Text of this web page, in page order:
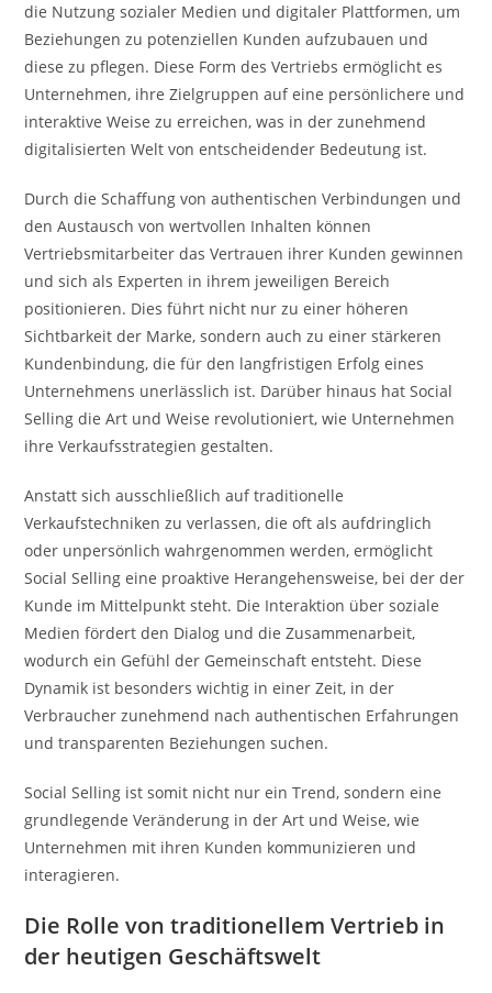
die Nutzung sozialer Medien und digitaler Plattformen, um
Beziehungen zu potenziellen Kunden aufzubauen und
diese zu pflegen. Diese Form des Vertriebs ermöglicht es
Unternehmen, ihre Zielgruppen auf eine persönlichere und
interaktive Weise zu erreichen, was in der zunehmend
digitalisierten Welt von entscheidender Bedeutung ist.
Durch die Schaffung von authentischen Verbindungen und
den Austausch von wertvollen Inhalten können
Vertriebsmitarbeiter das Vertrauen ihrer Kunden gewinnen
und sich als Experten in ihrem jeweiligen Bereich
positionieren. Dies führt nicht nur zu einer höheren
Sichtbarkeit der Marke, sondern auch zu einer stärkeren
Kundenbindung, die für den langfristigen Erfolg eines
Unternehmens unerlässlich ist. Darüber hinaus hat Social
Selling die Art und Weise revolutioniert, wie Unternehmen
ihre Verkaufsstrategien gestalten.
Anstatt sich ausschließlich auf traditionelle
Verkaufstechniken zu verlassen, die oft als aufdringlich
oder unpersönlich wahrgenommen werden, ermöglicht
Social Selling eine proaktive Herangehensweise, bei der der
Kunde im Mittelpunkt steht. Die Interaktion über soziale
Medien fördert den Dialog und die Zusammenarbeit,
wodurch ein Gefühl der Gemeinschaft entsteht. Diese
Dynamik ist besonders wichtig in einer Zeit, in der
Verbraucher zunehmend nach authentischen Erfahrungen
und transparenten Beziehungen suchen.
Social Selling ist somit nicht nur ein Trend, sondern eine
grundlegende Veränderung in der Art und Weise, wie
Unternehmen mit ihren Kunden kommunizieren und
interagieren.
Die Rolle von traditionellem Vertrieb in
der heutigen Geschäftswelt